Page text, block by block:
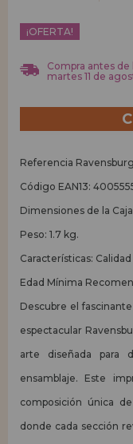
¡OFERTA!
Compra antes de
martes 11 de
Referencia
Código EAN13:
Dimensiones de la
Peso: 1.7 kg.
Características:
Edad Mínima
Descubre el
espectacular
arte diseñada para
ensamblaje. Este
composición única
donde cada sección